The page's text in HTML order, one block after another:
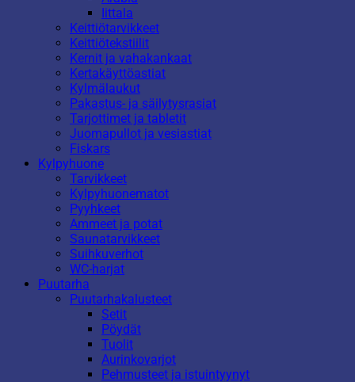
Iittala
Keittiötarvikkeet
Keittiötekstiilit
Kernit ja vahakankaat
Kertakäyttöastiat
Kylmälaukut
Pakastus- ja säilytysrasiat
Tarjottimet ja tabletit
Juomapullot ja vesiastiat
Fiskars
Kylpyhuone
Tarvikkeet
Kylpyhuonematot
Pyyhkeet
Ammeet ja potat
Saunatarvikkeet
Suihkuverhot
WC-harjat
Puutarha
Puutarhakalusteet
Setit
Pöydät
Tuolit
Aurinkovarjot
Pehmusteet ja istuintyynyt